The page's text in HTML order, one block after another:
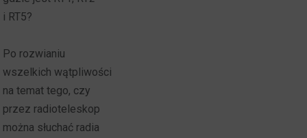
i RT5?
Po rozwianiu
wszelkich wątpliwości
na temat tego, czy
przez radioteleskop
można słuchać radia